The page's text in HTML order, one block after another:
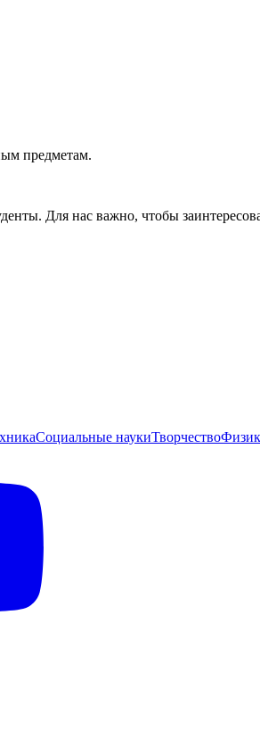
предметам.
Для нас важно, чтобы
Социальные наукиТворчество